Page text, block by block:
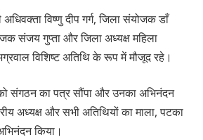
अधिवक्ता विष्णु दीप गर्ग, जिला संयोजक डाँ
संजय गुप्ता और जिला अध्यक्ष महिला
विशिष्ट अतिथि के रूप में मौजूद रहे।
संगठन का पत्र सौंपा और उनका अभिनंदन
अध्यक्ष और सभी अतिथियों का माला, पटका
किया।